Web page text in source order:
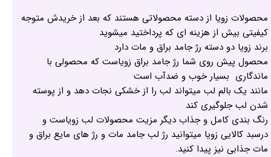
محصولات زویا از دسته محصولاتی هستند که بعد از خریدش متوجه
کیفیتی بیش از هزینه ای که پرداختید میشوید
برند زویا دو دسته رژ جامد براق و مات دارد
محصول پیش روی شما رژ جامد براق زویاست که محصولی با
ماندگاری بسیار خوب و ضدآب است
مانند یک بالم لب میتواند لب را از خشکی نجات دهد و از پوسته
شدن لب جلوگیری کند
رنگ بندی کامل و جذاب دیگر مزیت محصولات لب زویاست و
درسبد کالایی زویا میتوانید رژ لب جامد مات و رژ های مایع براق و
مات جذابی نیز پیدا کنید.